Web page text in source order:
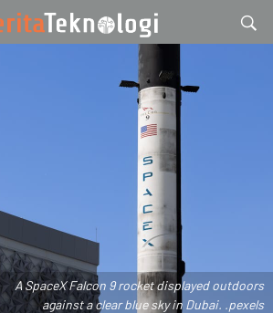
A SpaceX Falcon 9 rocket displayed outdoors
against a clear blue sky in Dubai. .pexels